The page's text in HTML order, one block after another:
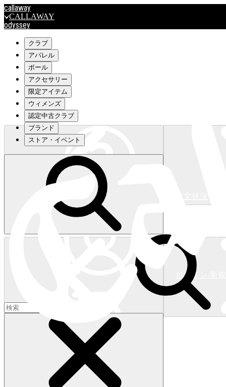
callaway
CALLAWAY
odyssey
travismathew
outlet
OUTLET
キャロウェイアパレルはこちら>>>
キャロウェイアパレルはこちら>>>
ログイン/新
ショッピングカート 0)
クラブ
アパレル
ボール
アクセサリー
限定アイテム
ウィメンズ
認定中古クラブ
ブランド
ストア・イベント